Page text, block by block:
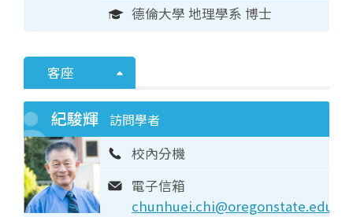
德倫大學 地理學系 博士
客座
紀駿輝 訪問學者
校內分機
電子信箱
chunhuei.chi@oregonstate.edu